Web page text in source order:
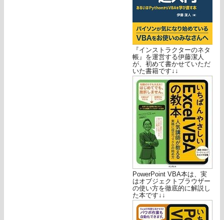
『インストラクターのネタ
帳』を運営する伊藤潔人
が、初めて書かせていただ
いた書籍です↓↓
PowerPoint VBA本は、実
はオブジェクトブラウザー
の使い方を徹底的に解説し
た本です↓↓